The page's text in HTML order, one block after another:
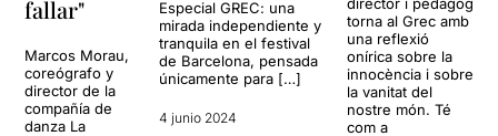
fallar"
Marcos Morau,
coreógrafo y
director de la
compañía de
danza La
Especial GREC: una
mirada independiente y
tranquila en el festival
de Barcelona, pensada
únicamente para […]
4 junio 2024
director i pedagog
torna al Grec amb
una reflexió
onírica sobre la
innocència i sobre
la vanitat del
nostre món. Té
com a